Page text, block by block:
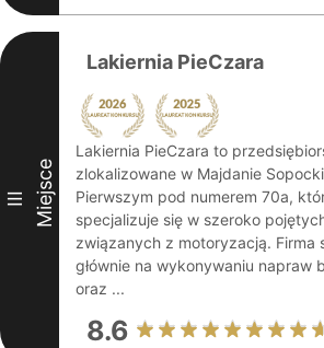
III Miejsce
Lakiernia PieCzara
Lakiernia PieCzara to
zlokalizowane w Majdanie
Pierwszym pod numerem 70a,
specjalizuje się w szeroko
związanych z motoryzacją. Firma
głównie na wykonywaniu napraw
oraz ...
8.6